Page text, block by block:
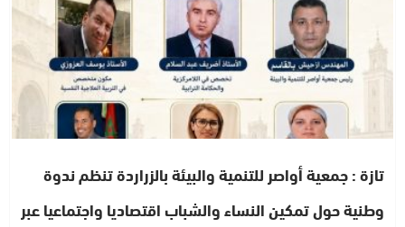
تازة : جمعية أواصر للتنمية والبيئة بالزراردة تنظم ندوة
وطنية حول تمكين النساء والشباب اقتصاديا واجتماعيا عبر